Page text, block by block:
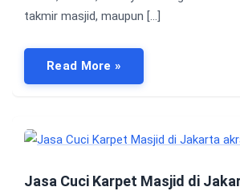
takmir masjid, maupun […]
Read More »
Jasa Cuci Karpet Masjid di